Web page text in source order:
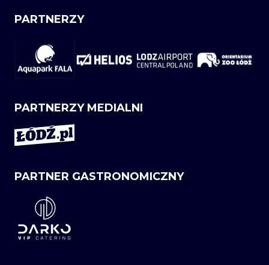
PARTNERZY
PARTNERZY MEDIALNI
PARTNER GASTRONOMICZNY